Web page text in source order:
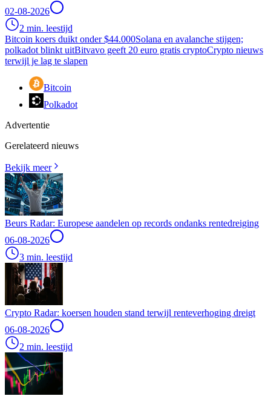
02-08-2026
2 min. leestijd
Bitcoin koers duikt onder $44.000Solana en avalanche stijgen;
polkadot blinkt uitBitvavo geeft 20 euro gratis cryptoCrypto nieuws
terwijl je lag te slapen
Bitcoin
Polkadot
Advertentie
Gerelateerd nieuws
Bekijk meer
Beurs Radar: Europese aandelen op records ondanks rentedreiging
06-08-2026
3 min. leestijd
Crypto Radar: koersen houden stand terwijl renteverhoging dreigt
06-08-2026
2 min. leestijd